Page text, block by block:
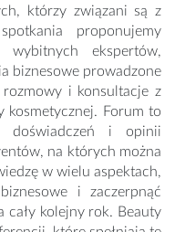
którzy związani są z
proponujemy
wybitnych ekspertów,
biznesowe prowadzone
i konsultacje z
kosmetycznej. Forum to
doświadczeń i opinii
na których można
w wielu aspektach,
i zaczerpnąć
cały kolejny rok. Beauty